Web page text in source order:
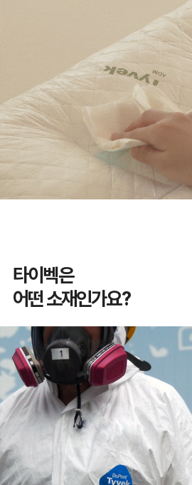
타이벡은
어떤 소재인가요?